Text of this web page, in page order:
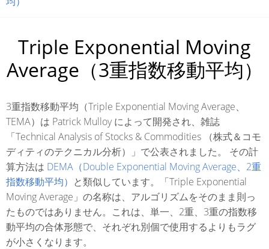
Triple Exponential Moving
Average（3重指数移動平均）
3重指数移動平均（Triple Exponential Moving Average、
TEMA）は Patrick Mulloy によって開発され、雑誌
「Technical Analysis of Stocks & Commodities （株式＆コモ
ディティのテクニカル分析）」で公表されました。 その計
算方法は DEMA（Double Exponential Moving Average、2重
指数移動平均） と類似しています。「Triple Exponential
Moving Average」の名称は、アルゴリズムをそのまま則っ
たものではありません。これは、単一、2重、3重の指数移
動平均の合体形態で、それぞれ別個で使用するよりもラグ
が小さくなります。